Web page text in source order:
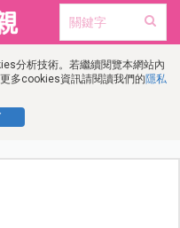
分析技術。若繼續閱覽本網站內
多cookies資訊請閱讀我們的隱私